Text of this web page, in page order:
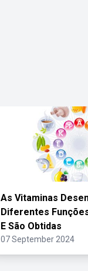
As Vitaminas
Diferentes
E São Obtidas
07 September 2024